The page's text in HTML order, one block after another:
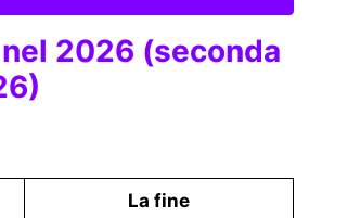
2026 (seconda
La fine